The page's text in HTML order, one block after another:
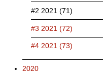
#2 2021 (71)
#3 2021 (72)
#4 2021 (73)
2020